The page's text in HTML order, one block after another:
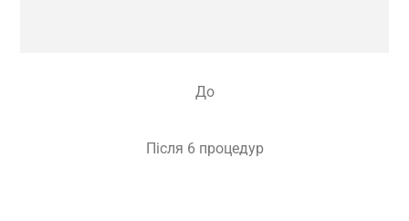
До
Після 6 процедур